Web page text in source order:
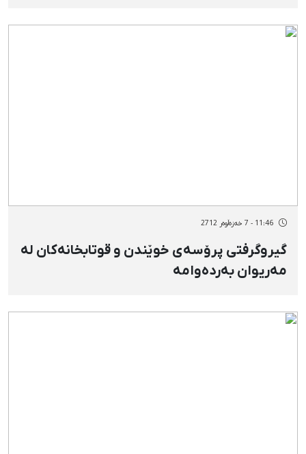
11:46 - 7 خەزەڵوەر 2712
گیروگرفتی پرۆسەی خوێندن و قوتابخانەكان لە
مەریوان بەردەوامە